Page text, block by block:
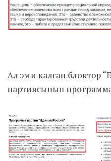
Ал эми калган блоктор
партиясынын